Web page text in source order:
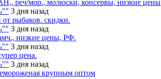
реч/мор., молюски, консервы, низкие цены
3 дня назад
рыбаков. скидки.
3 дня назад
низкие цены, РФ.
3 дня назад
цена.
3 дня назад
крупным оптом